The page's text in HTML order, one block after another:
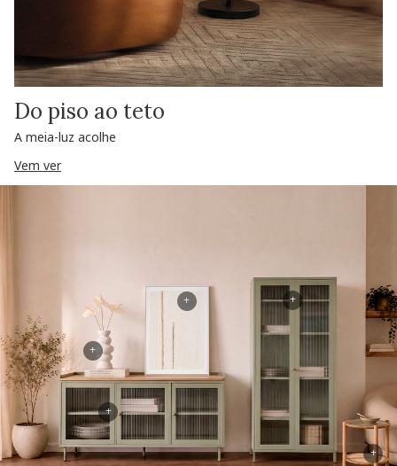
Do piso ao teto
A meia-luz acolhe
Vem ver
+
+
+
+
+